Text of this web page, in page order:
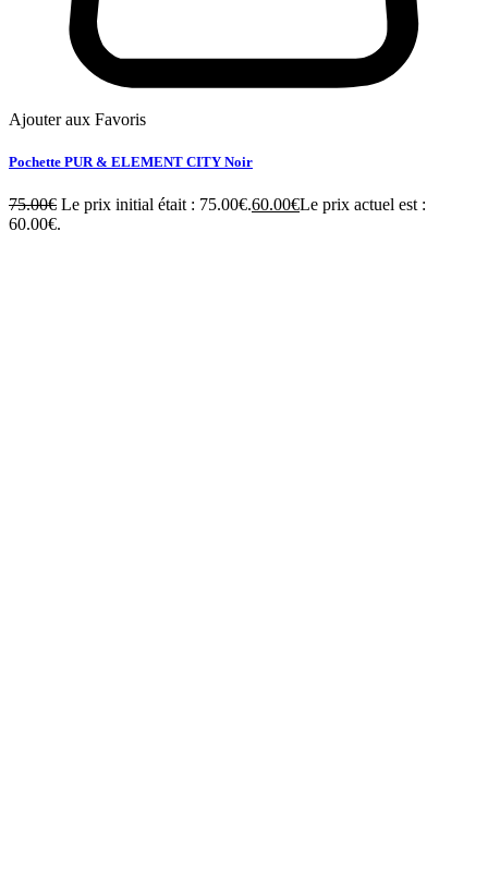
Ajouter aux Favoris
Pochette PUR & ELEMENT CITY Noir
75.00€ Le prix initial était : 75.00€.60.00€Le prix actuel est :
60.00€.